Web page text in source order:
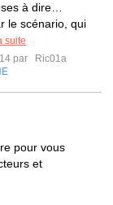
à dire…
le scénario, qui
suite
par
Ric01a
pour vous
et